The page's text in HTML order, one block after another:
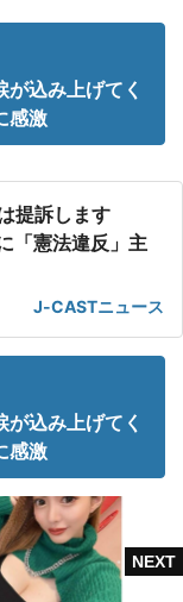
込み上げてく
感激
提訴します
「憲法違反」主
J-CASTニュース
込み上げてく
感激